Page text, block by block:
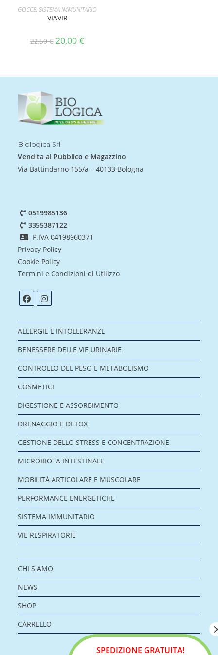
AGGIUNGI AL CARRELLO
GOCCE,SISTEMA IMMUNITARIO
VIAVIR
22,50€ 20,00€
Biologica Srl
Vendita al Pubblico e Magazzino
Via Battindarno 155/a – 40133 Bologna
0519985136
3355387122
P.IVA 04198960371
Privacy Policy
Cookie Policy
Termini e Condizioni di Utilizzo
ALLERGIE E INTOLLERANZE
BENESSERE DELLE VIE URINARIE
CONTROLLO DEL PESO E METABOLISMO
COSMETICI
DIGESTIONE E ASSORBIMENTO
DRENAGGIO E DETOX
GESTIONE DELLO STRESS E CONCENTRAZIONE
MICROBIOTA INTESTINALE
MOBILITÀ ARTICOLARE E MUSCOLARE
PERFORMANCE ENERGETICHE
SISTEMA IMMUNITARIO
VIE RESPIRATORIE
CHI SIAMO
NEWS
SHOP
CARRELLO
SPEDIZIONE GRATUITA!